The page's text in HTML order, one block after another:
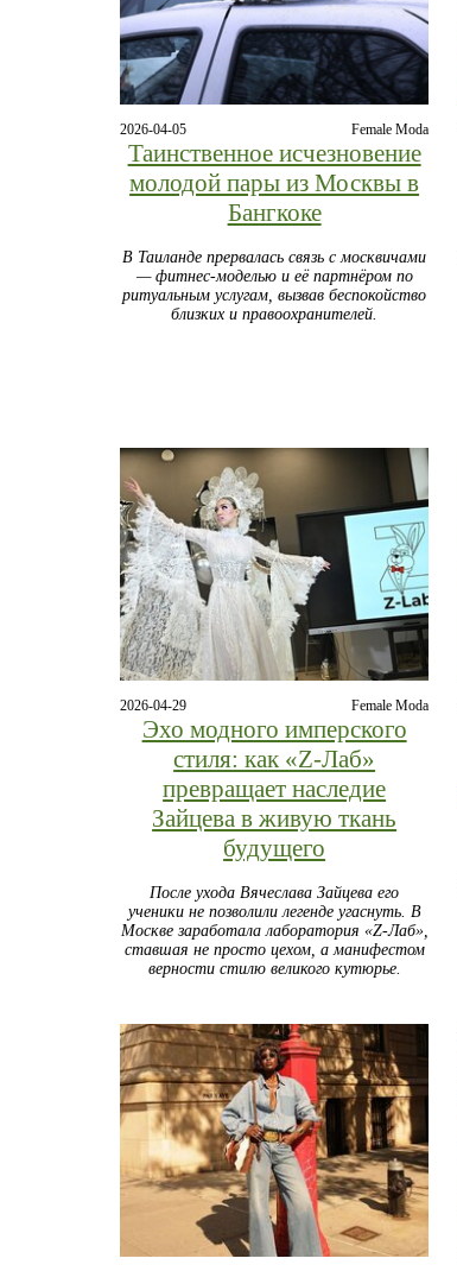
2026-04-05 Female Moda
Таинственное исчезновение
молодой пары из Москвы в
Бангкоке
В Таиланде прервалась связь с москвичами
— фитнес-моделью и её партнёром по
ритуальным услугам, вызвав беспокойство
близких и правоохранителей.
2026-04-29 Female Moda
Эхо модного имперского
стиля: как «Z-Лаб»
превращает наследие
Зайцева в живую ткань
будущего
После ухода Вячеслава Зайцева его
ученики не позволили легенде угаснуть. В
Москве заработала лаборатория «Z-Лаб»,
ставшая не просто цехом, а манифестом
верности стилю великого кутюрье.